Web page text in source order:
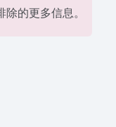
的更多信息。